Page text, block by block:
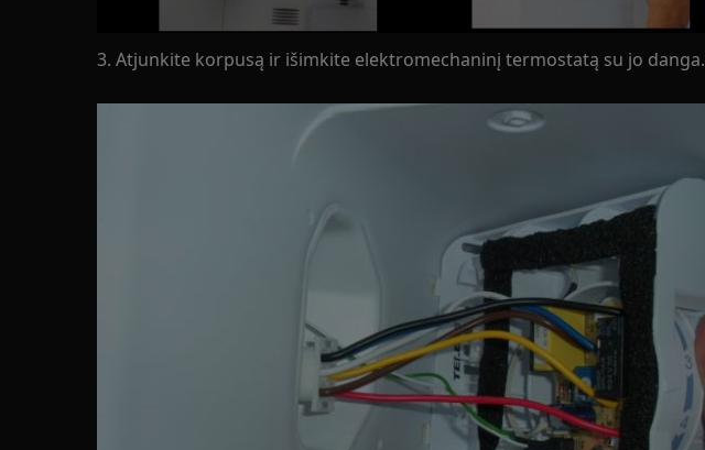
3. Atjunkite korpusą ir išimkite elektromechaninį termostatą su jo danga.